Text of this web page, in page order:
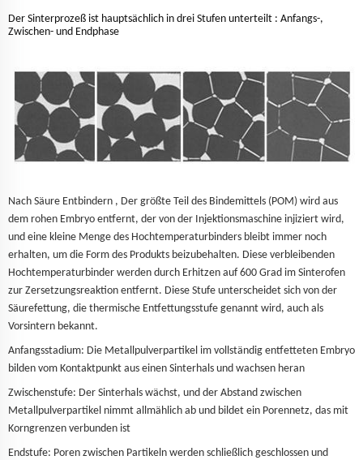
Der Sinterprozeß ist hauptsächlich in drei Stufen unterteilt : Anfangs-,
Zwischen- und Endphase
Nach Säure Entbindern , Der größte Teil des Bindemittels (POM) wird aus
dem rohen Embryo entfernt, der von der Injektionsmaschine injiziert wird,
und eine kleine Menge des Hochtemperaturbinders bleibt immer noch
erhalten, um die Form des Produkts beizubehalten. Diese verbleibenden
Hochtemperaturbinder werden durch Erhitzen auf 600 Grad im Sinterofen
zur Zersetzungsreaktion entfernt. Diese Stufe unterscheidet sich von der
Säurefettung, die thermische Entfettungsstufe genannt wird, auch als
Vorsintern bekannt.
Anfangsstadium: Die Metallpulverpartikel im vollständig entfetteten Embryo
bilden vom Kontaktpunkt aus einen Sinterhals und wachsen heran
Zwischenstufe: Der Sinterhals wächst, und der Abstand zwischen
Metallpulverpartikel nimmt allmählich ab und bildet ein Porennetz, das mit
Korngrenzen verbunden ist
Endstufe: Poren zwischen Partikeln werden schließlich geschlossen und